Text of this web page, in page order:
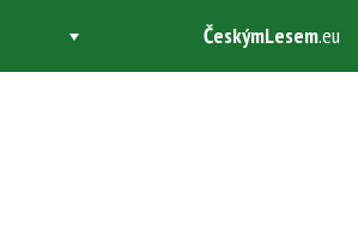
ČeskýmLesem.eu